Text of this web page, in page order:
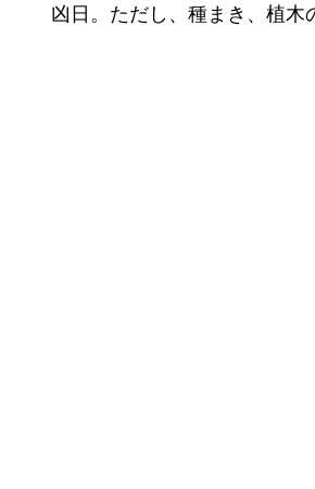
凶日。ただし、種まき、植木